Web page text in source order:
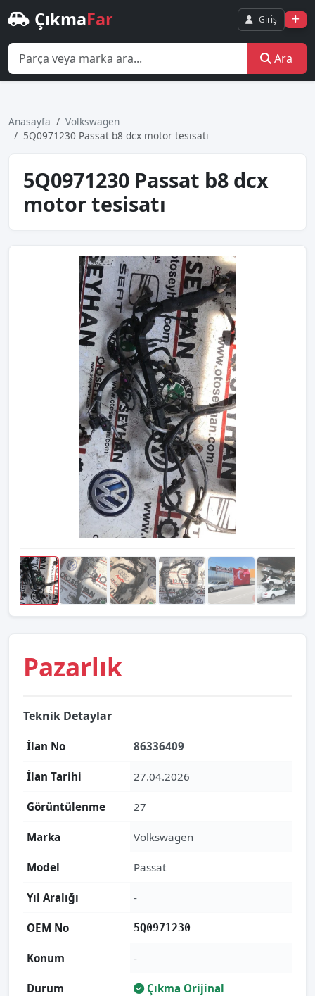
ÇıkmaFar Giriş
Ara
Anasayfa
Volkswagen
5Q0971230 Passat b8 dcx motor tesisatı
5Q0971230 Passat b8 dcx
motor tesisatı
Pazarlık
Teknik Detaylar
İlan No 86336409
İlan Tarihi 27.04.2026
Görüntülenme 27
Marka Volkswagen
Model Passat
Yıl Aralığı -
OEM No 5Q0971230
Konum -
Durum Çıkma Orijinal